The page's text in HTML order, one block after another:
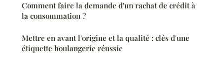
Comment faire la demande d'un rachat de crédit à
la consommation ?
Mettre en avant l'origine et la qualité : clés d'une
étiquette boulangerie réussie